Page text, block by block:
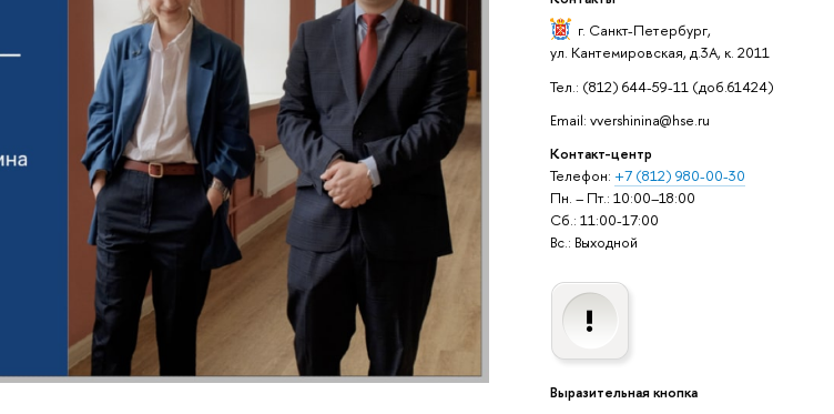
г. Санкт-Петербург,
ул. Кантемировская, д.3А, к. 2011
Тел.: (812) 644-59-11 (доб.61424)
Email: vvershinina@hse.ru
Контакт-центр
Телефон: +7 (812) 980-00-30
Пн. – Пт.: 10:00–18:00
Сб.: 11:00-17:00
Вс.: Выходной
Выразительная кнопка